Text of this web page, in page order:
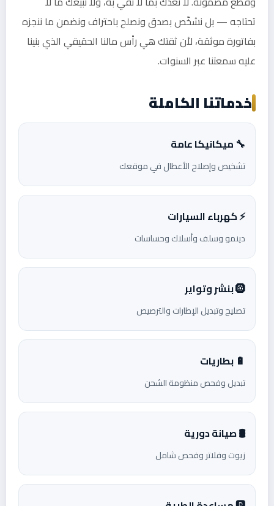
تحتاجه — بل نشخّص بصدق ونصلح باحتراف ونضمن ما ننجزه
بفاتورة موثقة، لأن ثقتك هي رأس مالنا الحقيقي الذي بنينا
عليه سمعتنا عبر السنوات.
خدماتنا الكاملة
🔧 ميكانيكا عامة
تشخيص وإصلاح الأعطال في موقعك
⚡ كهرباء السيارات
دينمو وسلف وأسلاك وحساسات
🛞 بنشر وتواير
تصليح وتبديل الإطارات والترصيص
🔋 بطاريات
تبديل وفحص منظومة الشحن
🛢️ صيانة دورية
زيوت وفلاتر وفحص شامل